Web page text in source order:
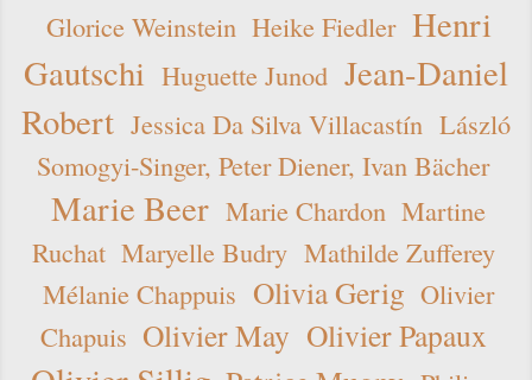
Glorice Weinstein Heike Fiedler Henri
Gautschi Huguette Junod Jean-Daniel
Robert Jessica Da Silva Villacastín László
Somogyi-Singer, Peter Diener, Ivan Bächer
Marie Beer Marie Chardon Martine
Ruchat Maryelle Budry Mathilde Zufferey
Mélanie Chappuis Olivia Gerig Olivier
Chapuis Olivier May Olivier Papaux